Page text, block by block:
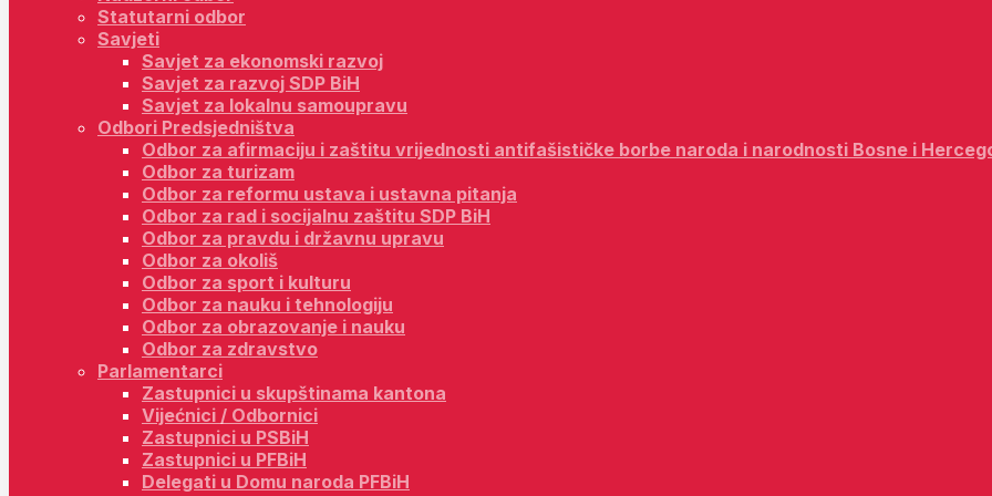
Statutarni odbor
Savjeti
Savjet za ekonomski razvoj
Savjet za razvoj SDP BiH
Savjet za lokalnu samoupravu
Odbori Predsjedništva
Odbor za afirmaciju i zaštitu vrijednosti antifašističke borbe naroda i narodnosti Bosne i
Odbor za turizam
Odbor za reformu ustava i ustavna pitanja
Odbor za rad i socijalnu zaštitu SDP BiH
Odbor za pravdu i državnu upravu
Odbor za okoliš
Odbor za sport i kulturu
Odbor za nauku i tehnologiju
Odbor za obrazovanje i nauku
Odbor za zdravstvo
Parlamentarci
Zastupnici u skupštinama kantona
Vijećnici / Odbornici
Zastupnici u PSBiH
Zastupnici u PFBiH
Delegati u Domu naroda PFBiH